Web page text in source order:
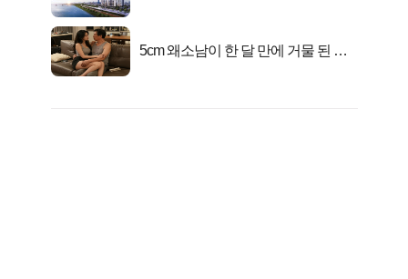
5cm 왜소남이 한 달 만에 거물 된 사